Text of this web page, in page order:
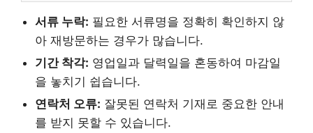
서류 누락: 필요한 서류명을 정확히 확인하지 않
아 재방문하는 경우가 많습니다.
기간 착각: 영업일과 달력일을 혼동하여 마감일
을 놓치기 쉽습니다.
연락처 오류: 잘못된 연락처 기재로 중요한 안내
를 받지 못할 수 있습니다.